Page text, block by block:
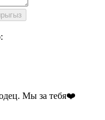
Мы за тебя❤️